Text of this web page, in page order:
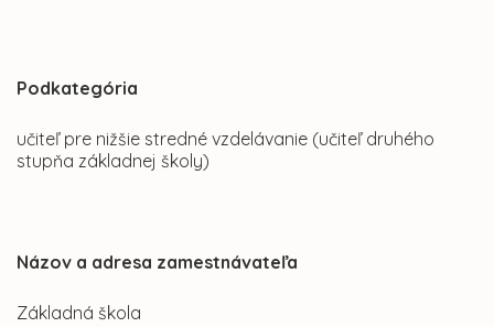
Podkategória
učiteľ pre nižšie stredné vzdelávanie (učiteľ druhého
stupňa základnej školy)
Názov a adresa zamestnávateľa
Základná škola